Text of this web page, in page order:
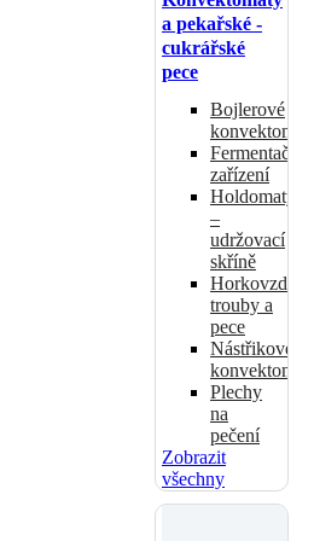
a pekařské -
cukrářské
pece
Bojlerové
konvektomaty
Fermentační
zařízení
Holdomaty
–
udržovací
skříně
Horkovzdušné
trouby a
pece
Nástřikové
konvektomaty
Plechy
na
pečení
Zobrazit
všechny